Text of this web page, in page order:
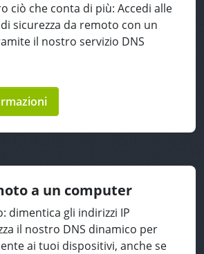
ciò che conta di più: Accedi alle
sicurezza da remoto con un
il nostro servizio DNS
a un computer
dimentica gli indirizzi IP
il nostro DNS dinamico per
ai tuoi dispositivi, anche se